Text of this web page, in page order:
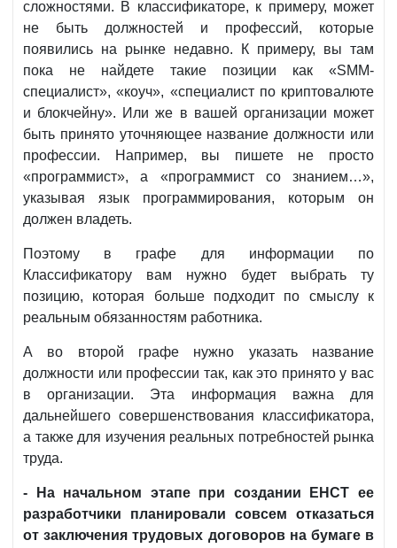
сложностями. В классификаторе, к примеру, может
не быть должностей и профессий, которые
появились на рынке недавно. К примеру, вы там
пока не найдете такие позиции как «SMM-
специалист», «коуч», «специалист по криптовалюте
и блокчейну». Или же в вашей организации может
быть принято уточняющее название должности или
профессии. Например, вы пишете не просто
«программист», а «программист со знанием…»,
указывая язык программирования, которым он
должен владеть.
Поэтому в графе для информации по
Классификатору вам нужно будет выбрать ту
позицию, которая больше подходит по смыслу к
реальным обязанностям работника.
А во второй графе нужно указать название
должности или профессии так, как это принято у вас
в организации. Эта информация важна для
дальнейшего совершенствования классификатора,
а также для изучения реальных потребностей рынка
труда.
- На начальном этапе при создании ЕНСТ ее
разработчики планировали совсем отказаться
от заключения трудовых договоров на бумаге в